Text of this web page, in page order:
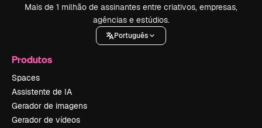
Mais de 1 milhão de assinantes entre criativos, empresas,
agências e estúdios.
Português
Produtos
Spaces
Assistente de IA
Gerador de imagens
Gerador de vídeos